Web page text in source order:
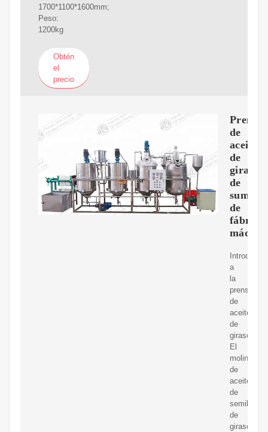
1700*1100*1600mm;
Peso:
1200kg
Obtén
el
precio
Prensa
de
aceite
de
girasol
de
de
fábrica,
a
la
prensa
de
aceite
de
girasol.
El
molino
de
aceite
de
semilla
de
girasol